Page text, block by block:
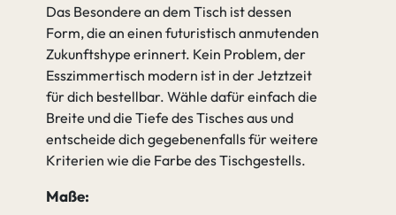
Das Besondere an dem Tisch ist dessen
Form, die an einen futuristisch anmutenden
Zukunftshype erinnert. Kein Problem, der
Esszimmertisch modern ist in der Jetztzeit
für dich bestellbar. Wähle dafür einfach die
Breite und die Tiefe des Tisches aus und
entscheide dich gegebenenfalls für weitere
Kriterien wie die Farbe des Tischgestells.
Maße: